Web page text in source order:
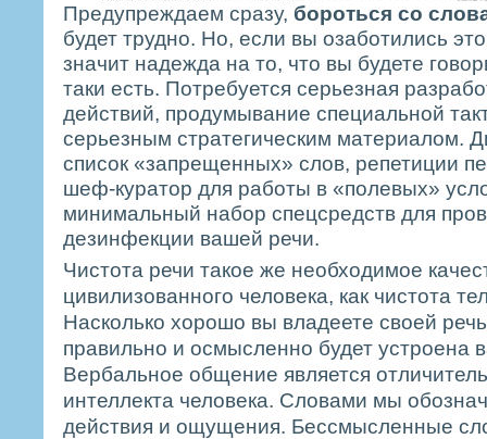
Предупреждаем сразу, бороться со
будет трудно. Но, если вы озаботились
значит надежда на то, что вы будете
таки есть. Потребуется серьезная
действий, продумывание специальной
серьезным стратегическим материалом.
список «запрещенных» слов, репетиции
шеф-куратор для работы в «полевых»
минимальный набор спецсредств для
дезинфекции вашей речи.
Чистота речи такое же необходимое
цивилизованного человека, как чистота
Насколько хорошо вы владеете своей
правильно и осмысленно будет устроена
Вербальное общение является
интеллекта человека. Словами мы
действия и ощущения. Бессмысленные